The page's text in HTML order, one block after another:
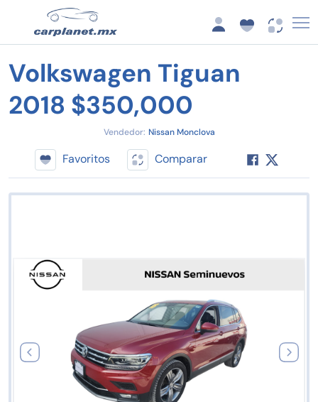
Volkswagen Tiguan
2018 $350,000
Vendedor: Nissan Monclova
Favoritos Comparar